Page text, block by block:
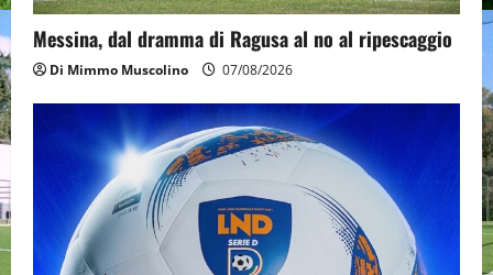
Messina, dal dramma di Ragusa al no al ripescaggio
Di Mimmo Muscolino 07/08/2026